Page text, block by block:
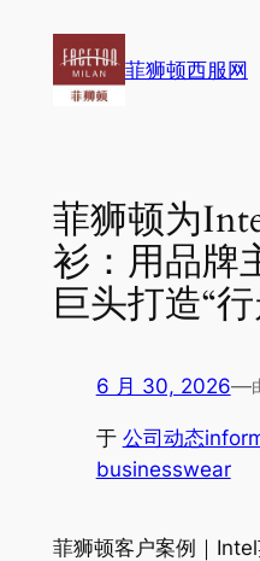
菲狮顿西服网
菲狮顿为
衫：用品牌
巨头打造“
6 月 30, 2026—
于 公司动态
businesswear
菲狮顿客户案例｜